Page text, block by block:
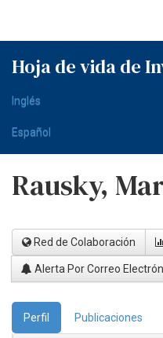
Hoja de vida de
Inglés
Español
Rausky,
Red de Colaboración
Alerta Por Correo
Perfil Publicaciones